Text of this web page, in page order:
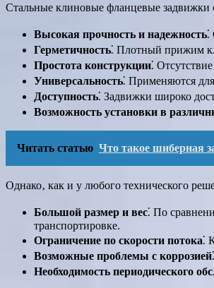
Стальные клиновые фланцевые
Высокая прочность и надежность
Герметичность⁚ Плотный прижим
Простота конструкции⁚
Универсальность⁚ Применяются
Доступность⁚ Задвижки широко
Возможность установки в
Читать статью Что такое шиберная
Однако‚ как и у любого технического
Большой размер и вес⁚ По
транспортировке.
Ограничение по скорости потока⁚
Возможные проблемы с коррозией
Необходимость периодического